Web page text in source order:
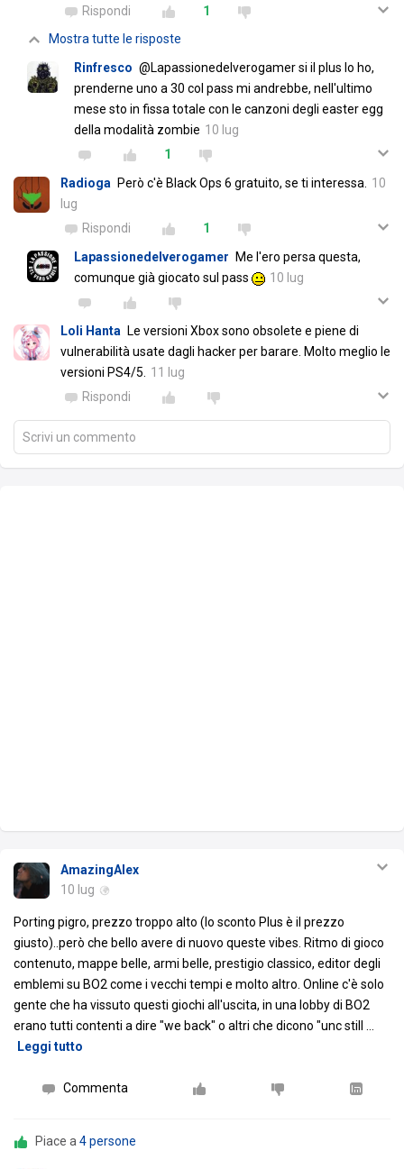
Rispondi
1
Mostra tutte le risposte
Rinfresco @Lapassionedelverogamer si il plus lo ho,
prenderne uno a 30 col pass mi andrebbe, nell'ultimo
mese sto in fissa totale con le canzoni degli easter egg
della modalità zombie 10 lug
1
Radioga Però c'è Black Ops 6 gratuito, se ti interessa. 10
lug
Rispondi
1
Lapassionedelverogamer
Me l'ero persa questa,
comunque già giocato sul pass
10 lug
Loli Hanta Le versioni Xbox sono obsolete e piene di
vulnerabilità usate dagli hacker per barare. Molto meglio le
versioni PS4/5. 11 lug
Rispondi
Scrivi un commento
AmazingAlex
10 lug
Porting pigro, prezzo troppo alto (lo sconto Plus è il prezzo
giusto)..però che bello avere di nuovo queste vibes. Ritmo di gioco
contenuto, mappe belle, armi belle, prestigio classico, editor degli
emblemi su BO2 come i vecchi tempi e molto altro. Online c'è solo
gente che ha vissuto questi giochi all'uscita, in una lobby di BO2
erano tutti contenti a dire "we back" o altri che dicono "unc still …
Leggi tutto
Commenta
Piace a4 persone